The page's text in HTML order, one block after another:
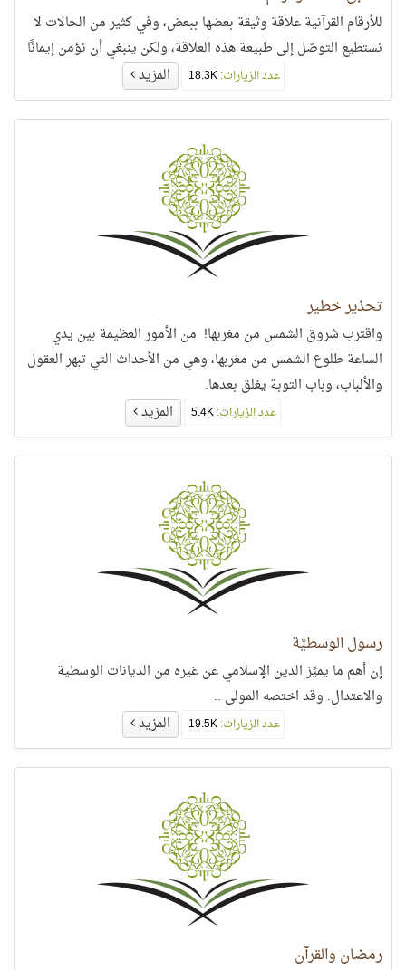
للأرقام القرآنية علاقة وثيقة بعضها ببعض، وفي كثير من الحالات لا
نستطيع التوصّل إلى طبيعة هذه العلاقة، ولكن ينبغي أن نؤمن إيمانًا
عدد الزيارات:18.3K المزيد
تحذير خطير
واقترب شروق الشمس من مغربها! من الأمور العظيمة بين يدي
الساعة طلوع الشمس من مغربها، وهي من الأحداث التي تبهر العقول
والألباب، وباب التوبة يغلق بعدها.
عدد الزيارات: المزيد
رسول الوسطيَّة
إن أهم ما يميِّز الدين الإسلامي عن غيره من الديانات الوسطية
والاعتدال. وقد اختصه المولى ..
عدد الزيارات:19.5K المزيد
رمضان والقرآن